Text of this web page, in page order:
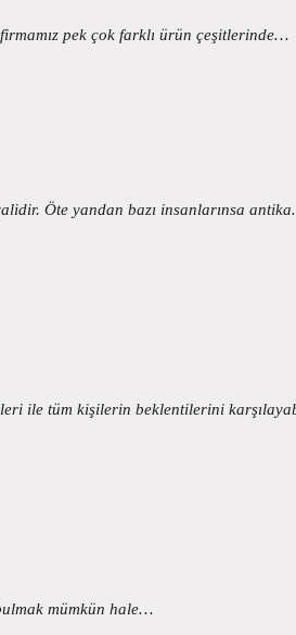
pek çok farklı ürün çeşitlerinde…
Öte yandan bazı insanlarınsa
ile tüm kişilerin beklentilerini
mümkün hale…